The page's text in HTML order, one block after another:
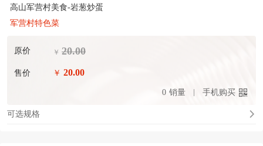
高山军营村美食-岩葱炒蛋
军营村特色菜
原价 ￥ 20.00
售价 ￥ 20.00
0 销量 手机购买
可选规格